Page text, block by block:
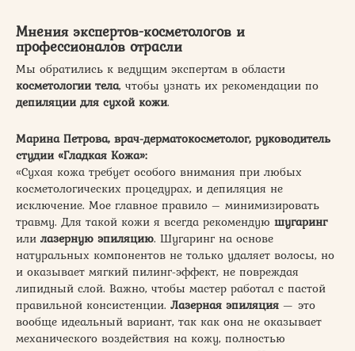
Мнения экспертов-косметологов и
профессионалов отрасли
Мы обратились к ведущим экспертам в области
косметологии тела, чтобы узнать их рекомендации по
депиляции для сухой кожи.
Марина Петрова, врач-дерматокосметолог, руководитель
студии «Гладкая Кожа»:
«Сухая кожа требует особого внимания при любых
косметологических процедурах, и депиляция не
исключение. Мое главное правило – минимизировать
травму. Для такой кожи я всегда рекомендую шугаринг
или лазерную эпиляцию. Шугаринг на основе
натуральных компонентов не только удаляет волосы, но
и оказывает мягкий пилинг-эффект, не повреждая
липидный слой. Важно, чтобы мастер работал с пастой
правильной консистенции. Лазерная эпиляция — это
вообще идеальный вариант, так как она не оказывает
механического воздействия на кожу, полностью